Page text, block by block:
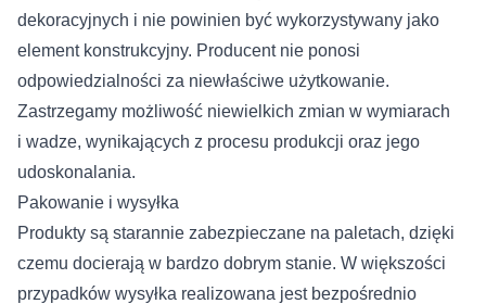
dekoracyjnych i nie powinien być wykorzystywany jako
element konstrukcyjny. Producent nie ponosi
odpowiedzialności za niewłaściwe użytkowanie.
Zastrzegamy możliwość niewielkich zmian w wymiarach
i wadze, wynikających z procesu produkcji oraz jego
udoskonalania.
Pakowanie i wysyłka
Produkty są starannie zabezpieczane na paletach, dzięki
czemu docierają w bardzo dobrym stanie. W większości
przypadków wysyłka realizowana jest bezpośrednio